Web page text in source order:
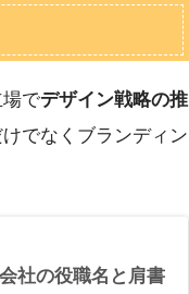
でデザイン戦略の推
でなくブランディン
社の役職名と肩書